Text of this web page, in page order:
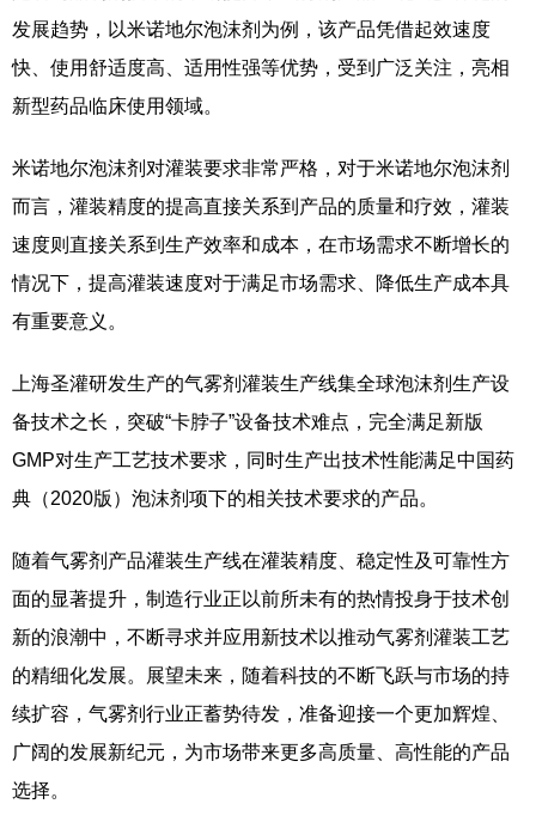
发展趋势，以米诺地尔泡沫剂为例，该产品凭借起效速度
快、使用舒适度高、适用性强等优势，受到广泛关注，亮相
新型药品临床使用领域。
米诺地尔泡沫剂对灌装要求非常严格，对于米诺地尔泡沫剂
而言，灌装精度的提高直接关系到产品的质量和疗效，灌装
速度则直接关系到生产效率和成本，在市场需求不断增长的
情况下，提高灌装速度对于满足市场需求、降低生产成本具
有重要意义。
上海圣灌研发生产的气雾剂灌装生产线集全球泡沫剂生产设
备技术之长，突破“卡脖子”设备技术难点，完全满足新版
GMP对生产工艺技术要求，同时生产出技术性能满足中国药
典（2020版）泡沫剂项下的相关技术要求的产品。
随着气雾剂产品灌装生产线在灌装精度、稳定性及可靠性方
面的显著提升，制造行业正以前所未有的热情投身于技术创
新的浪潮中，不断寻求并应用新技术以推动气雾剂灌装工艺
的精细化发展。展望未来，随着科技的不断飞跃与市场的持
续扩容，气雾剂行业正蓄势待发，准备迎接一个更加辉煌、
广阔的发展新纪元，为市场带来更多高质量、高性能的产品
选择。